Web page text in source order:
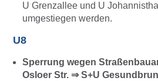
U Grenzallee und U
umgestiegen werden.
U8
Sperrung wegen
Osloer Str. ⇒ S+U